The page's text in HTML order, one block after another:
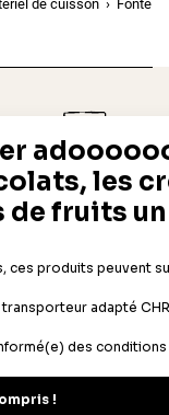
de cuisson Fonte
Livraison rapide 24/48h
Offerte dès 69 € en point